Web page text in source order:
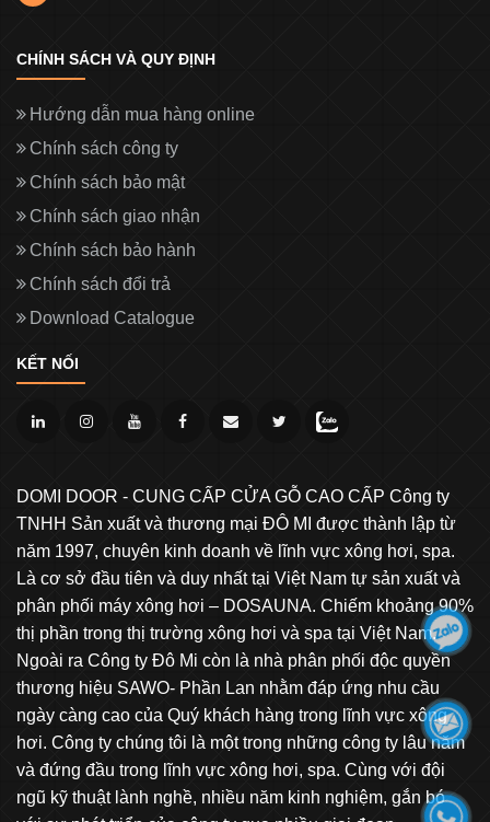
CHÍNH SÁCH VÀ QUY ĐỊNH
Hướng dẫn mua hàng online
Chính sách công ty
Chính sách bảo mật
Chính sách giao nhận
Chính sách bảo hành
Chính sách đổi trả
Download Catalogue
KẾT NỐI
DOMI DOOR - CUNG CẤP CỬA GỖ CAO CẤP Công ty
TNHH Sản xuất và thương mại ĐÔ MI được thành lập từ
năm 1997, chuyên kinh doanh về lĩnh vực xông hơi, spa.
Là cơ sở đầu tiên và duy nhất tại Việt Nam tự sản xuất và
phân phối máy xông hơi – DOSAUNA. Chiếm khoảng 90%
thị phần trong thị trường xông hơi và spa tại Việt Nam.
Ngoài ra Công ty Đô Mi còn là nhà phân phối độc quyền
thương hiệu SAWO- Phần Lan nhằm đáp ứng nhu cầu
ngày càng cao của Quý khách hàng trong lĩnh vực xông
hơi. Công ty chúng tôi là một trong những công ty lâu năm
và đứng đầu trong lĩnh vực xông hơi, spa. Cùng với đội
ngũ kỹ thuật lành nghề, nhiều năm kinh nghiệm, gắn bó